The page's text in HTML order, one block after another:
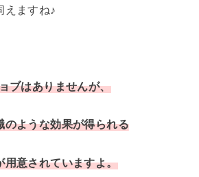
えますね♪
ブはありませんが、
のような効果が得られる
用意されていますよ。